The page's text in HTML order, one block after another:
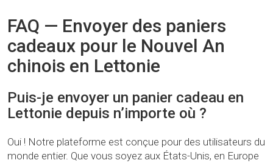
FAQ — Envoyer des paniers
cadeaux pour le Nouvel An
chinois en Lettonie
Puis-je envoyer un panier cadeau en
Lettonie depuis n’importe où ?
Oui ! Notre plateforme est conçue pour des utilisateurs du
monde entier. Que vous soyez aux États-Unis, en Europe